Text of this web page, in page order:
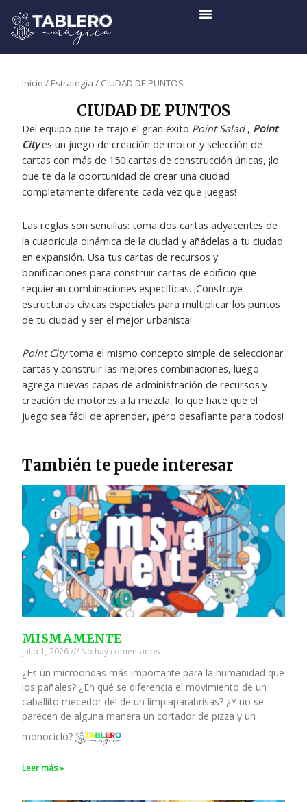
contenido
Inicio / Estrategia / CIUDAD DE PUNTOS
CIUDAD DE PUNTOS
Del equipo que te trajo el gran éxito Point Salad, Point
Cityes un juego de creación de motor y selección de
cartas con más de 150 cartas de construcción únicas, ¡lo
que te da la oportunidad de crear una ciudad
completamente diferente cada vez que juegas!
Las reglas son sencillas: toma dos cartas adyacentes de
la cuadrícula dinámica de la ciudad y añádelas a tu ciudad
en expansión. Usa tus cartas de recursos y
bonificaciones para construir cartas de edificio que
requieran combinaciones específicas. ¡Construye
estructuras cívicas especiales para multiplicar los puntos
de tu ciudad y ser el mejor urbanista!
Point Citytoma el mismo concepto simple de seleccionar
cartas y construir las mejores combinaciones, luego
agrega nuevas capas de administración de recursos y
creación de motores a la mezcla, lo que hace que el
juego sea fácil de aprender, ¡pero desafiante para todos!
También te puede interesar
MISMAMENTE
julio 1, 2026 No hay comentarios
¿Es un microondas más importante para la humanidad que
los pañales? ¿En qué se diferencia el movimiento de un
caballito mecedor del de un limpiaparabrisas? ¿Y no se
parecen de alguna manera un cortador de pizza y un
monociclo?
Leer más »